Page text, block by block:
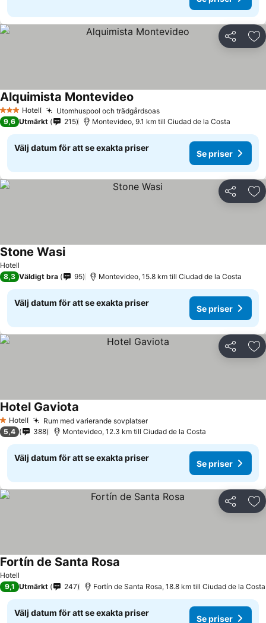
Dela
3 StjärnorHotell Utomhuspool och trädgårdsoas
Alquimista Montevideo
9,6 Utmärkt 215 Montevideo, 9.1 km till Ciudad de la Costa
Välj datum för att se exakta priser
Se priser
Dela
Hotell
Stone Wasi
8,3 Väldigt bra 95 Montevideo, 15.8 km till Ciudad de la Costa
Välj datum för att se exakta priser
Se priser
Dela
1 Stjärnor
Hotell Rum med varierande sovplatser
Hotel Gaviota
5,4 388 Montevideo, 12.3 km till Ciudad de la Costa
Välj datum för att se exakta priser
Se priser
Dela
Hotell
Fortín de Santa Rosa
9,1 Utmärkt 247 Fortín de Santa Rosa, 18.8 km till Ciudad de la Costa
Välj datum för att se exakta priser
Se priser